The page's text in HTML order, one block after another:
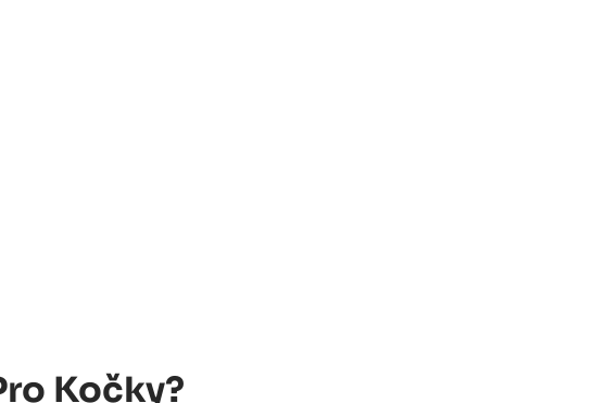
Kočky?